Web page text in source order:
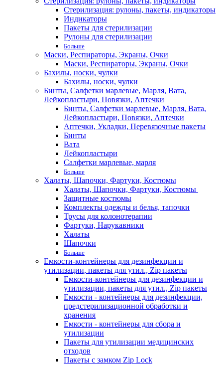
Стерилизация: рулоны, пакеты, индикаторы
Индикаторы
Пакеты для стерилизации
Рулоны для стерилизации
Больше
Маски, Респираторы, Экраны, Очки
Маски, Респираторы, Экраны, Очки
Бахилы, носки, чулки
Бахилы, носки, чулки
Бинты, Салфетки марлевые, Марля, Вата,
Лейкопластыри, Повязки, Аптечки
Бинты, Салфетки марлевые, Марля, Вата,
Лейкопластыри, Повязки, Аптечки
Аптечки, Укладки, Перевязочные пакеты
Бинты
Вата
Лейкопластыри
Салфетки марлевые, марля
Больше
Халаты, Шапочки, Фартуки, Костюмы
Халаты, Шапочки, Фартуки, Костюмы
Защитные костюмы
Комплекты одежды и белья, тапочки
Трусы для колонотерапии
Фартуки, Нарукавники
Халаты
Шапочки
Больше
Емкости-контейнеры для дезинфекции и
утилизации, пакеты для утил., Zip пакеты
Емкости-контейнеры для дезинфекции и
утилизации, пакеты для утил., Zip пакеты
Емкости - контейнеры для дезинфекции,
предстерилизационной обработки и
хранения
Емкости - контейнеры для сбора и
утилизации
Пакеты для утилизации медицинских
отходов
Пакеты с замком Zip Lock